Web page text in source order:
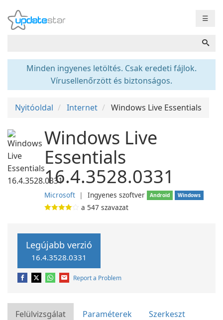
☰
Minden ingyenes letöltés. Csak eredeti fájlok.
Vírusellenőrzött és biztonságos.
Nyitóoldal Internet Windows Live Essentials
Windows Live
Essentials
16.4.3528.0331
Microsoft ❘ Ingyenes szoftver Android Windows
a 547 szavazat
Legújabb verzió
16.4.3528.0331
Report a Problem
Felülvizsgálat Paraméterek Szerkeszt